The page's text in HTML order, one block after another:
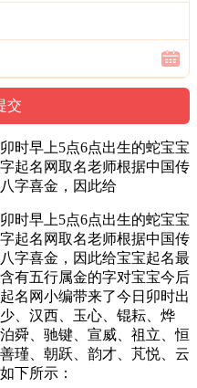
时早上5点6点出生的蛇宝宝
起名网取名老师根据中国传
字喜金，因此给
时早上5点6点出生的蛇宝宝
起名网取名老师根据中国传
字喜金，因此给宝宝起名最
有五行属金的字对宝宝今后
名网小编带来了今日卯时出
、汉西、玉心、锟耘、烨
舜、驰键、宣威、祖立、恒
瑾、朝跃、韵才、芃悦、云
下所示：